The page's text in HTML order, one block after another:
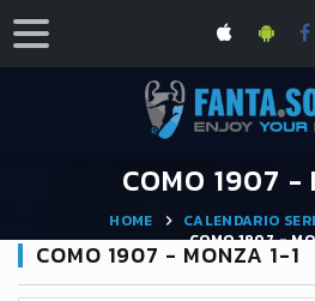
COMO 1907 -
HOME
CALENDARIO
COMO 1907 -
COMO 1907 - MONZA 1-1